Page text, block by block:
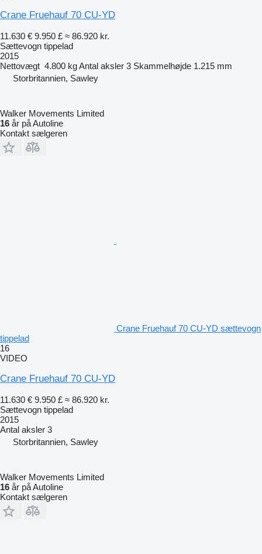
Crane Fruehauf 70 CU-YD
11.630 € 9.950 £ ≈ 86.920 kr.
Sættevogn tippelad
2015
Nettovægt 4.800 kgAntal aksler 3 Skammelhøjde 1.215 mm
Storbritannien, Sawley
Walker Movements Limited
16 år på Autoline
Kontakt sælgeren
Crane Fruehauf 70 CU-YD sættevogn
tippelad
16
VIDEO
Crane Fruehauf 70 CU-YD
11.630 € 9.950 £ ≈ 86.920 kr.
Sættevogn tippelad
2015
Antal aksler 3
Storbritannien, Sawley
Walker Movements Limited
16 år på Autoline
Kontakt sælgeren